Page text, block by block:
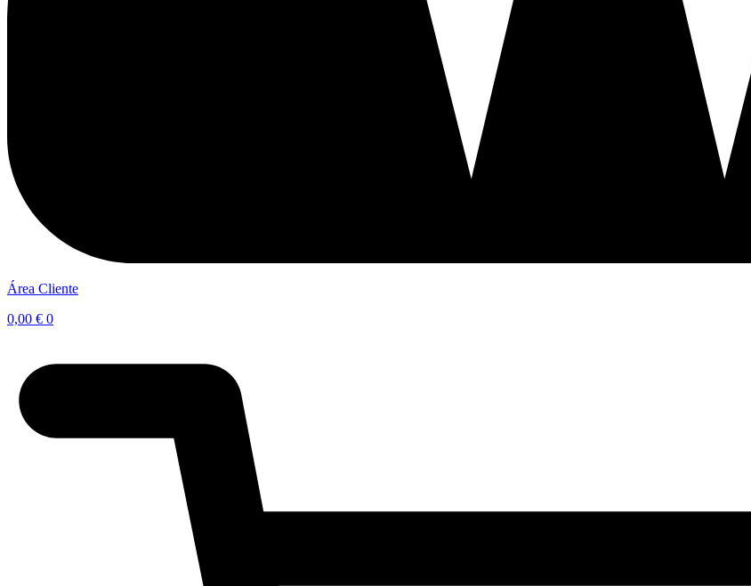
Área Cliente
0,00 € 0